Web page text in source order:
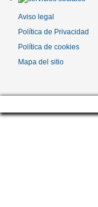
Aviso legal
Política de Privacidad
Política de cookies
Mapa del sitio